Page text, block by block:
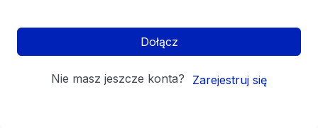
Dołącz
Nie masz jeszcze konta? Zarejestruj się